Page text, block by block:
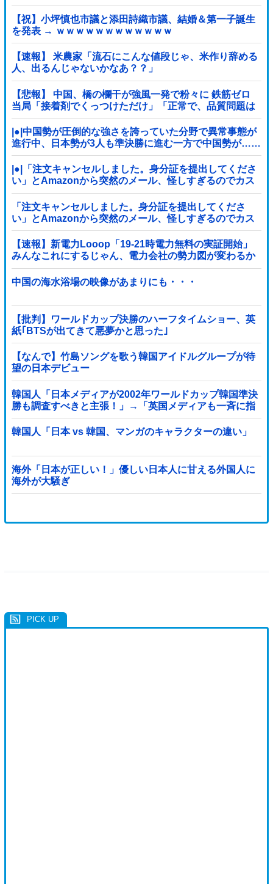
【祝】小坪慎也市議と添田詩織市議、結婚＆第一子誕生
を発表 → ｗｗｗｗｗｗｗｗｗｗｗｗ
【速報】 米農家「流石にこんな値段じゃ、米作り辞める
人、出るんじゃないかなあ？？」
【悲報】 中国、橋の欄干が強風一発で粉々に 鉄筋ゼロ
当局「接着剤でくっつけただけ」「正常で、品質問題は
ない」
|●|中国勢が圧倒的な強さを誇っていた分野で異常事態が
進行中、日本勢が3人も準決勝に進む一方で中国勢が……
|●|「注文キャンセルしました。身分証を提出してくださ
い」とAmazonから突然のメール、怪しすぎるのでカス
タマーに確認したら……
「注文キャンセルしました。身分証を提出してくださ
い」とAmazonから突然のメール、怪しすぎるのでカス
タマーに確認したら……
【速報】新電力Looop「19-21時電力無料の実証開始」
みんなこれにするじゃん、電力会社の勢力図が変わるか
中国の海水浴場の映像があまりにも・・・
【批判】ワールドカップ決勝のハーフタイムショー、英
紙｢BTSが出てきて悪夢かと思った｣
【なんで】竹島ソングを歌う韓国アイドルグループが待
望の日本デビュー
韓国人「日本メディアが2002年ワールドカップ韓国準決
勝も調査すべきと主張！」→「英国メディアも一斉に指
摘‥」
韓国人「日本 vs 韓国、マンガのキャラクターの違い」
海外「日本が正しい！」優しい日本人に甘える外国人に
海外が大騒ぎ